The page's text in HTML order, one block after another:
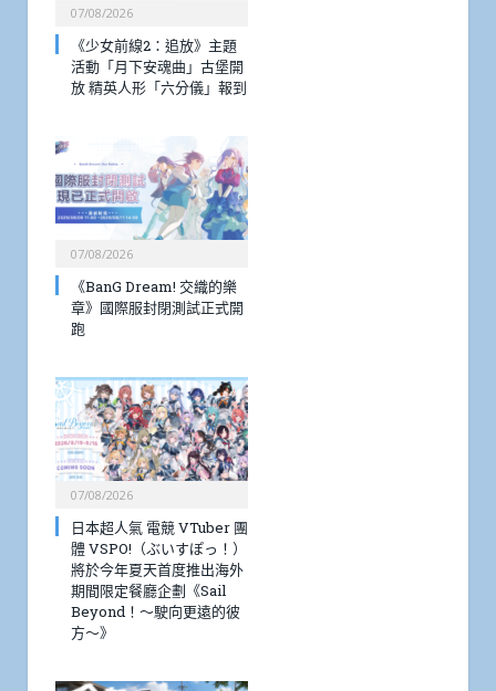
07/08/2026
《少女前線2：追放》主題
活動「月下安魂曲」古堡開
放 精英人形「六分儀」報到
07/08/2026
《BanG Dream! 交織的樂
章》國際服封閉測試正式開
跑
07/08/2026
日本超人氣 電競 VTuber 團
體 VSPO!（ぶいすぽっ！）
將於今年夏天首度推出海外
期間限定餐廳企劃《Sail
Beyond！～駛向更遠的彼
方～》